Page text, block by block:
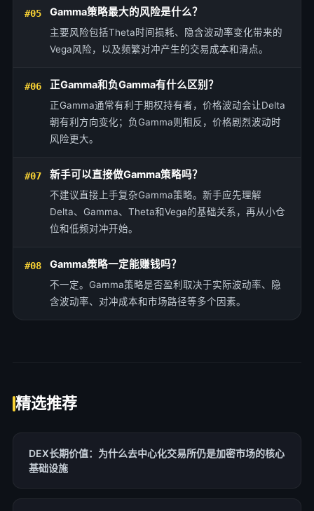
#05 Gamma策略最大的风险是什么？
主要风险包括Theta时间损耗、隐含波动率变化带来的
Vega风险，以及频繁对冲产生的交易成本和滑点。
#06 正Gamma和负Gamma有什么区别？
正Gamma通常有利于期权持有者，价格波动会让Delta
朝有利方向变化；负Gamma则相反，价格剧烈波动时
风险更大。
#07 新手可以直接做Gamma策略吗？
不建议直接上手复杂Gamma策略。新手应先理解
Delta、Gamma、Theta和Vega的基础关系，再从小仓
位和低频对冲开始。
#08 Gamma策略一定能赚钱吗？
不一定。Gamma策略是否盈利取决于实际波动率、隐
含波动率、对冲成本和市场路径等多个因素。
精选推荐
DEX长期价值：为什么去中心化交易所仍是加密市场的核心
基础设施